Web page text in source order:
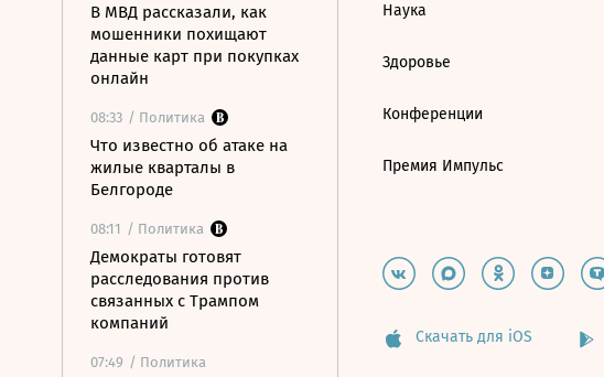
В МВД рассказали, как
мошенники похищают
данные карт при покупках
онлайн
08:33 / Политика
Что известно об атаке на
жилые кварталы в
Белгороде
08:11 / Политика
Демократы готовят
расследования против
связанных с Трампом
компаний
07:49 / Политика
Наука
Здоровье
Конференции
Премия Импульс
Скачать для iOS